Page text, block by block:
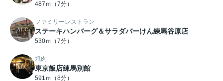
487ｍ（7分）
ファミリーレストラン
ステーキハンバーグ＆サラダバーけん練馬谷原店
530ｍ（7分）
焼肉
東京飯店練馬別館
591ｍ（8分）